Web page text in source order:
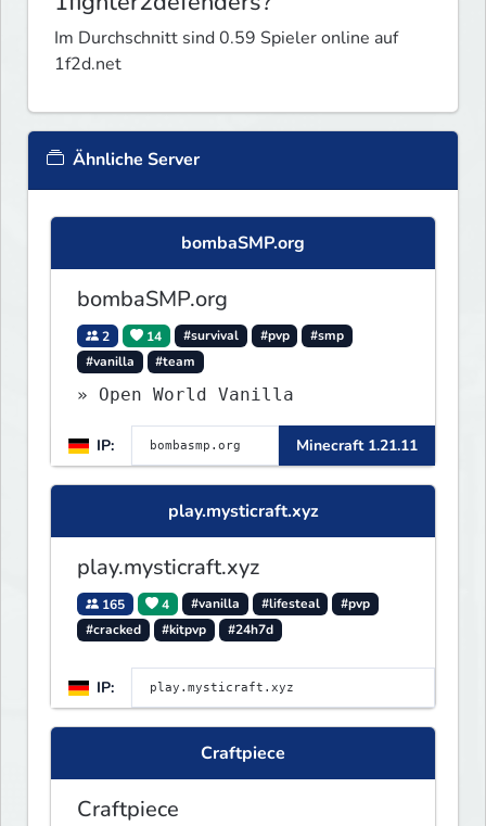
Im Durchschnitt sind 0.59 Spieler online auf
1f2d.net
Ähnliche Server
bombaSMP.org
bombaSMP.org
2 14 #survival #pvp
#smp
#vanilla
#team
» Open World Vanilla
IP: Minecraft 1.21.11
play.mysticraft.xyz
play.mysticraft.xyz
165 4 #vanilla #lifesteal
#pvp
#cracked
#kitpvp #24h7d
IP:
Craftpiece
Craftpiece